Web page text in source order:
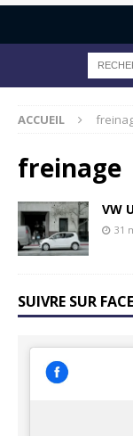
ACCUEIL
freinage
VW
31
SUIVRE SUR